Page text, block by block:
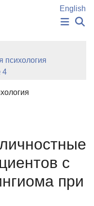
English
психология
4
с
при